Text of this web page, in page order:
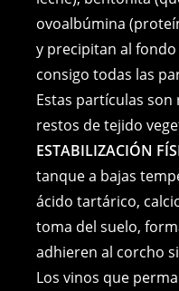
ovoalbúmina
y precipitan al
consigo todas las
Estas partículas
restos de tejido
ESTABILIZACIÓN
tanque a bajas
ácido tartárico,
toma del suelo,
adhieren al corcho
Los vinos que